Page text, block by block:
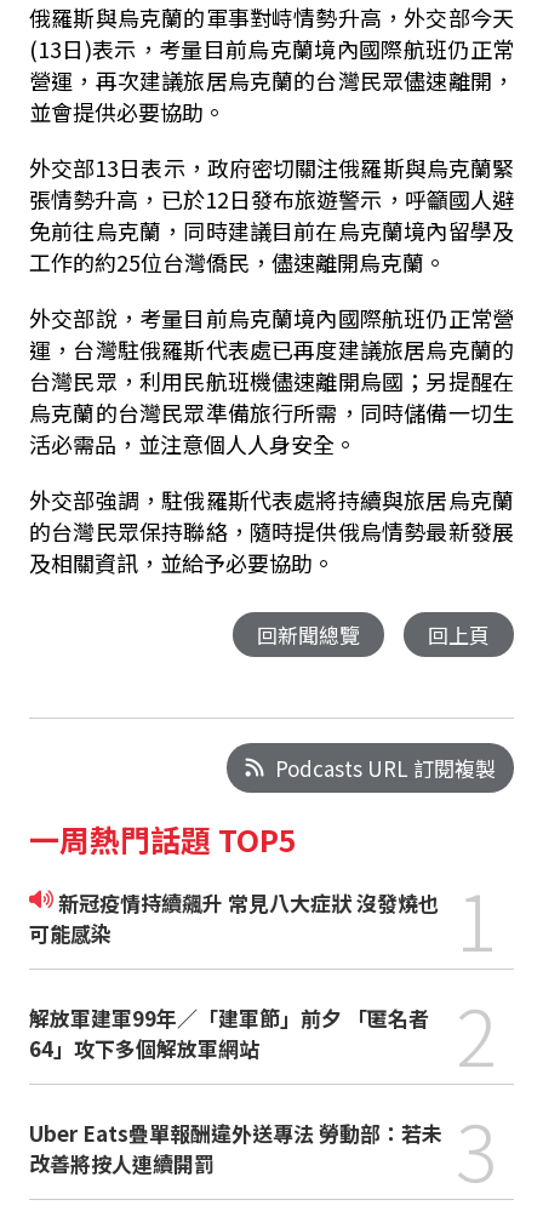
俄羅斯與烏克蘭的軍事對峙情勢升高，外交部今天
(13日)表示，考量目前烏克蘭境內國際航班仍正常
營運，再次建議旅居烏克蘭的台灣民眾儘速離開，
並會提供必要協助。
外交部13日表示，政府密切關注俄羅斯與烏克蘭緊
張情勢升高，已於12日發布旅遊警示，呼籲國人避
免前往烏克蘭，同時建議目前在烏克蘭境內留學及
工作的約25位台灣僑民，儘速離開烏克蘭。
外交部說，考量目前烏克蘭境內國際航班仍正常營
運，台灣駐俄羅斯代表處已再度建議旅居烏克蘭的
台灣民眾，利用民航班機儘速離開烏國；另提醒在
烏克蘭的台灣民眾準備旅行所需，同時儲備一切生
活必需品，並注意個人人身安全。
外交部強調，駐俄羅斯代表處將持續與旅居烏克蘭
的台灣民眾保持聯絡，隨時提供俄烏情勢最新發展
及相關資訊，並給予必要協助。
回新聞總覽 回上頁
Podcasts URL 訂閱複製
一周熱門話題 TOP5
新冠疫情持續飆升 常見八大症狀 沒發燒也
可能感染
1
解放軍建軍99年／「建軍節」前夕 「匿名者
64」攻下多個解放軍網站
2
Uber Eats疊單報酬違外送專法 勞動部：若未
改善將按人連續開罰
3